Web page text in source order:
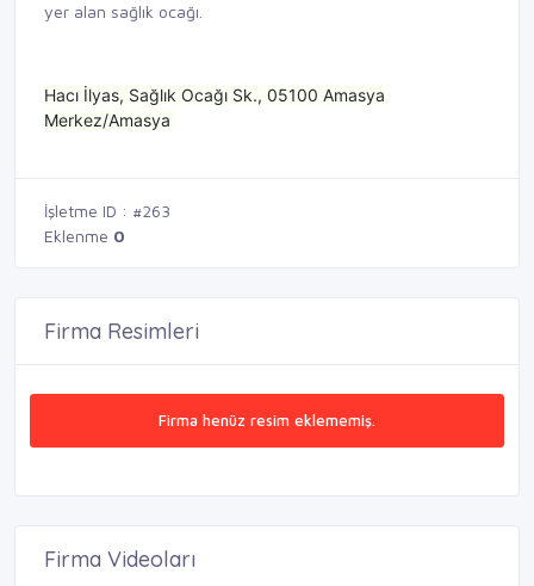
yer alan sağlık ocağı.
Hacı İlyas, Sağlık Ocağı Sk., 05100 Amasya
Merkez/Amasya
İşletme ID : #263
Eklenme 0
Firma Resimleri
Firma henüz resim eklememiş.
Firma Videoları